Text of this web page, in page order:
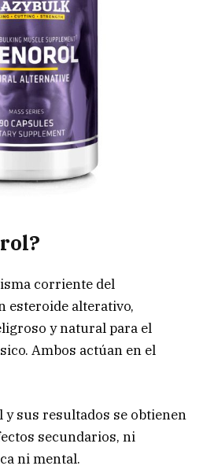
corriente del
esteroide alterativo,
y natural para el
Ambos actúan en el
y sus resultados se obtienen
secundarios, ni
ni mental.